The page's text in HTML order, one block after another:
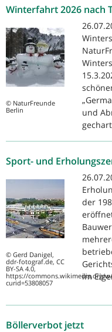
Winterfahrt 2026 nach
© NaturFreunde
Berlin
und
Sport- und
© Gerd Danigel,
ddr-fotograf.de, CC
BY-SA 4.0,
https://commons.wikimedia.org/
curid=53808057
der
im
Böllerverbot jetzt